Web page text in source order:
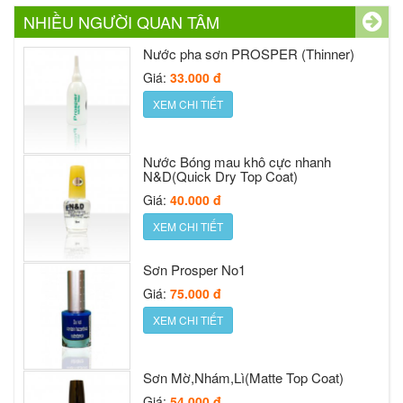
NHIỀU NGƯỜI QUAN TÂM
Nước Bóng mau khô cực nhanh
N&D(Quick Dry Top Coat)
Giá: 40.000 đ
XEM CHI TIẾT
Sơn Prosper No1
Giá: 75.000 đ
XEM CHI TIẾT
Sơn Mờ,Nhám,Lì(Matte Top Coat)
Giá: 54.000 đ
XEM CHI TIẾT
Chăm sóc móng PROSPER 18ml (Nail
Nước sơn móng Prosper Silver cap
Giá: 30.000 đ
XEM CHI TIẾT
Nước sơn móng Prosper Gold cap 16ml
XEM CHI TIẾT
Nước rửa PROSPER (Remover)
XEM CHI TIẾT
Sơn Móng Tay Prosper 6
XEM CHI TIẾT